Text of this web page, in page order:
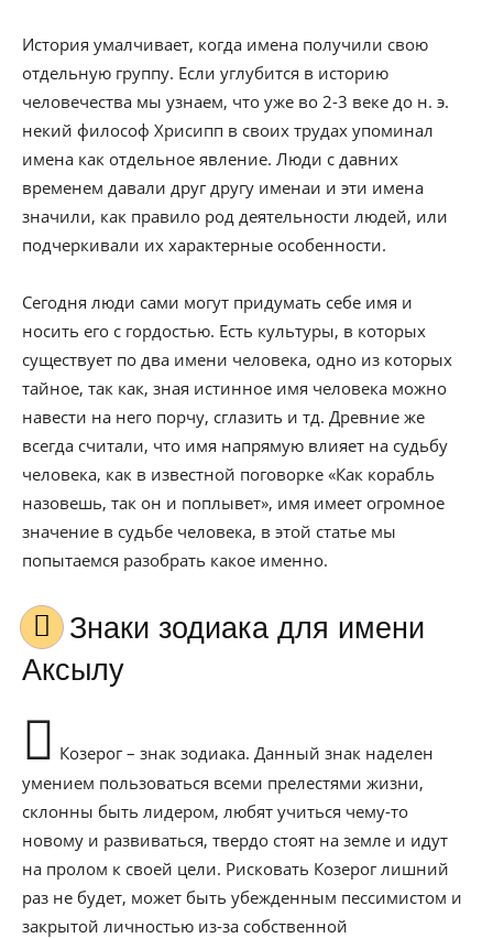
История умалчивает, когда имена получили свою
отдельную группу. Если углубится в историю
человечества мы узнаем, что уже во 2-3 веке до н. э.
некий философ Хрисипп в своих трудах упоминал
имена как отдельное явление. Люди с давних
временем давали друг другу именаи и эти имена
значили, как правило род деятельности людей, или
подчеркивали их характерные особенности.
Сегодня люди сами могут придумать себе имя и
носить его с гордостью. Есть культуры, в которых
существует по два имени человека, одно из которых
тайное, так как, зная истинное имя человека можно
навести на него порчу, сглазить и тд. Древние же
всегда считали, что имя напрямую влияет на судьбу
человека, как в известной поговорке «Как корабль
назовешь, так он и поплывет», имя имеет огромное
значение в судьбе человека, в этой статье мы
попытаемся разобрать какое именно.
Знаки зодиака для имени
Аксылу
Козерог – знак зодиака. Данный знак наделен
умением пользоваться всеми прелестями жизни,
склонны быть лидером, любят учиться чему-то
новому и развиваться, твердо стоят на земле и идут
на пролом к своей цели. Рисковать Козерог лишний
раз не будет, может быть убежденным пессимистом и
закрытой личностью из-за собственной